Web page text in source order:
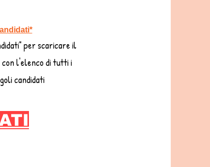
per scaricare il
l'elenco di tutti i
candidati